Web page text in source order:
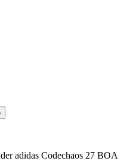
adidas Codechaos 27 BOA